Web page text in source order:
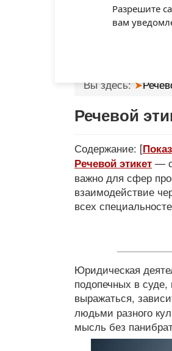
Разрешите
вам
Вы здесь:
Речевой
Содержание: [
Речевой этикет —
важно для сфер
взаимодействие
всех
Юридическая
подопечных в суде,
выражаться,
людьми разного
мысль без